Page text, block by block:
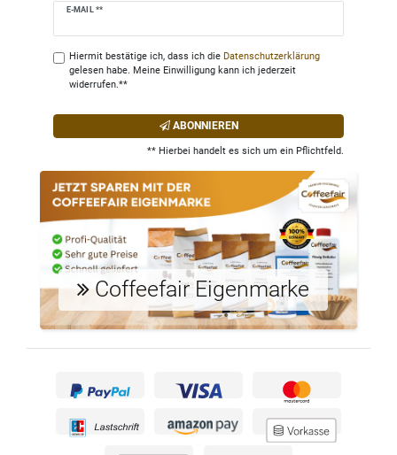
E-MAIL **
Newsletter
Hiermit bestätige ich, dass ich die Daten­schutz­erklärung
gelesen habe. Meine Einwilligung kann ich jederzeit
widerrufen.**
ABONNIEREN
** Hierbei handelt es sich um ein Pflichtfeld.
Coffeefair Eigenmarke